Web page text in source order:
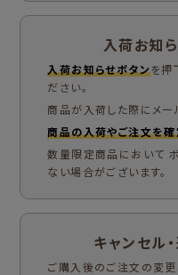
入荷お知
入荷お知らせボタンを押
ださい。
商品が入荷した際にメー
商品の入荷やご注文を確
数量限定商品において
ない場合がございます。
キャンセル
ご購入後のご注文の変